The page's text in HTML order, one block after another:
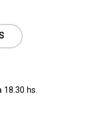
18.30 hs.